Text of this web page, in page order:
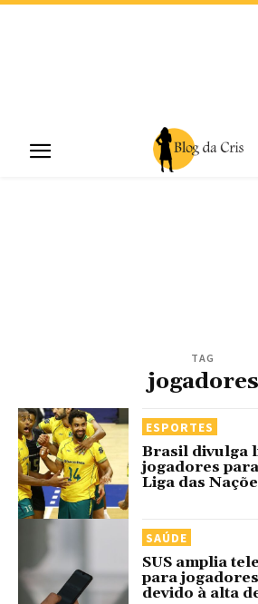
TAG
jogadores
ESPORTES
Brasil divulga
jogadores
Liga das
SAÚDE
SUS amplia
para
devido à alta